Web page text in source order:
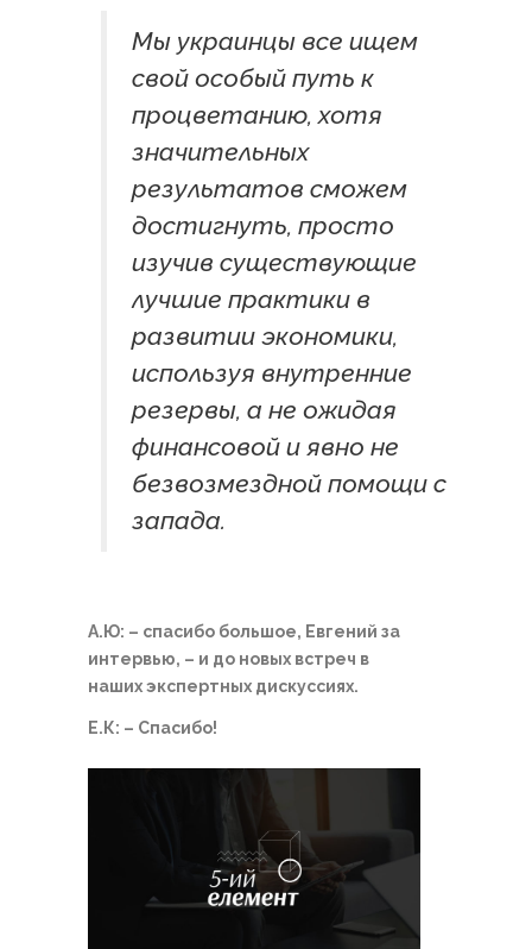
Мы украинцы все ищем
свой особый путь к
процветанию, хотя
значительных
результатов сможем
достигнуть, просто
изучив существующие
лучшие практики в
развитии экономики,
используя внутренние
резервы, а не ожидая
финансовой и явно не
безвозмездной помощи c
запада.
А.Ю: – спасибо большое, Евгений за
интервью, – и до новых встреч в
наших экспертных дискуссиях.
Е.К: – Спасибо!